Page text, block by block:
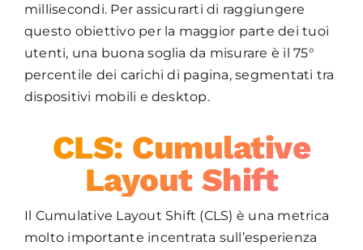
millisecondi. Per assicurarti di raggiungere
questo obiettivo per la maggior parte dei tuoi
utenti, una buona soglia da misurare è il 75°
percentile dei carichi di pagina, segmentati tra
dispositivi mobili e desktop.
CLS: Cumulative
Layout Shift
Il Cumulative Layout Shift (CLS) è una metrica
molto importante incentrata sull’esperienza